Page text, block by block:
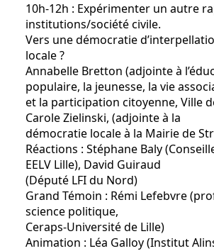
10h-12h : Expérimenter un autre
institutions/société civile.
Vers une démocratie
locale ?
Annabelle Bretton (adjointe à
populaire, la jeunesse, la vie
et la participation citoyenne, Ville
Carole Zielinski, (adjointe à la
démocratie locale à la Mairie de
Réactions : Stéphane Baly
EELV Lille), David Guiraud
(Député LFI du Nord)
Grand Témoin : Rémi Lefebvre
science politique,
Ceraps-Université de Lille)
Animation : Léa Galloy (Institut